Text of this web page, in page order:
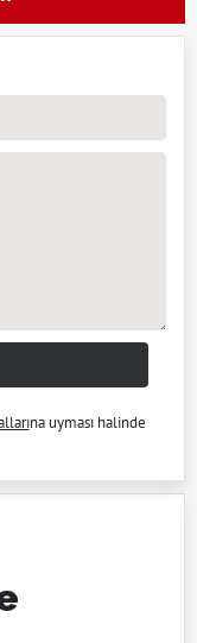
na uyması halinde